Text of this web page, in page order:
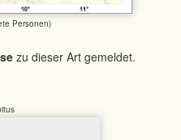
Personen)
zu dieser Art gemeldet.